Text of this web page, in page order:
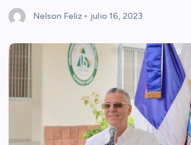
Nelson Feliz julio 16, 2023